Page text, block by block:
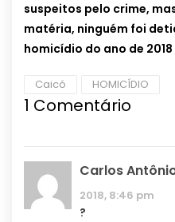
suspeitos pelo crime,
matéria, ninguém foi
homicídio do ano de
Caicó HOMICÍDIO
1 Comentário
Carlos
2018, 8:46 pm
?